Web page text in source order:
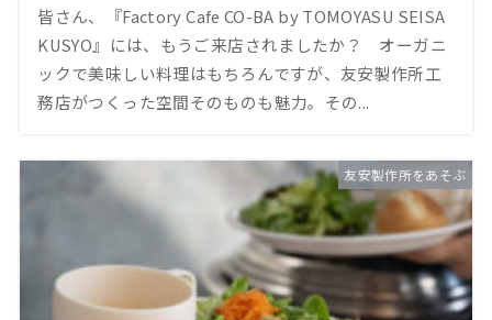
皆さん、『Factory Cafe CO-BA by TOMOYASU SEISA
KUSYO』には、もうご来店されましたか？ オーガニ
ックで美味しい料理はもちろんですが、友安製作所工
務店がつくった空間そのものも魅力。その...
友安製作所をあそぶ